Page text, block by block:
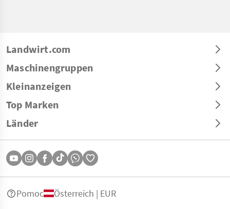
Landwirt.com
Maschinengruppen
Kleinanzeigen
Top Marken
Länder
Pomoc Österreich | EUR